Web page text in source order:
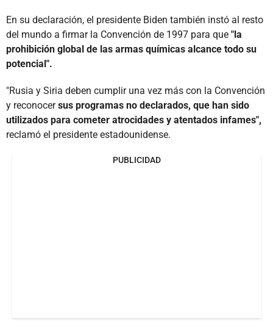
En su declaración, el presidente Biden también instó al resto
del mundo a firmar la Convención de 1997 para que "la
prohibición global de las armas químicas alcance todo su
potencial".
"Rusia y Siria deben cumplir una vez más con la Convención
y reconocersus programas no declarados, que han sido
utilizados para cometer atrocidades y atentados infames",
reclamó el presidente estadounidense.
PUBLICIDAD